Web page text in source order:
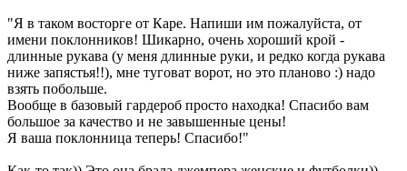
"Я в таком восторге от Каре. Напиши им пожалуйста, от
имени поклонников! Шикарно, очень хороший крой -
длинные рукава (у меня длинные руки, и редко когда рукава
ниже запястья!!), мне туговат ворот, но это планово :) надо
взять побольше.
Вообще в базовый гардероб просто находка! Спасибо вам
большое за качество и не завышенные цены!
Я ваша поклонница теперь! Спасибо!"